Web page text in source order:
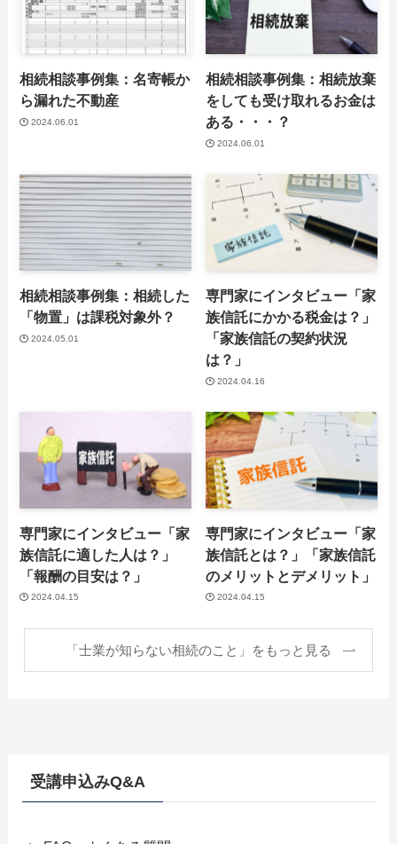
相続相談事例集：名寄帳か
ら漏れた不動産
2024.06.01
相続相談事例集：相続放棄
をしても受け取れるお金は
ある・・・？
2024.06.01
相続相談事例集：相続した
「物置」は課税対象外？
2024.05.01
専門家にインタビュー「家
族信託にかかる税金は？」
「家族信託の契約状況
は？」
2024.04.16
専門家にインタビュー「家
族信託に適した人は？」
「報酬の目安は？」
2024.04.15
専門家にインタビュー「家
族信託とは？」「家族信託
のメリットとデメリット」
2024.04.15
「士業が知らない相続のこと」をもっと見る
受講申込みQ&A